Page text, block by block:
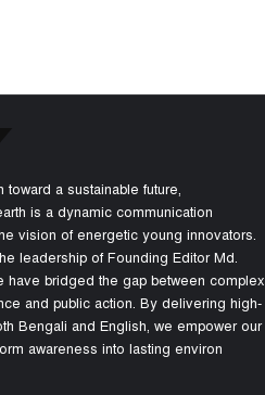
toward a sustainable future,
is a dynamic communication
vision of energetic young innovators.
leadership of Founding Editor Md.
have bridged the gap between complex
and public action. By delivering high-
Bengali and English, we empower our
awareness into lasting environ